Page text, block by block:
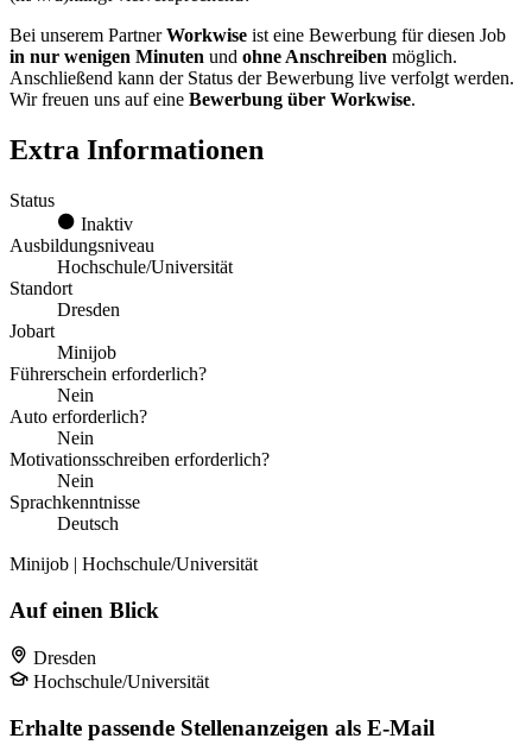
Bei unserem PartnerWorkwise ist eine Bewerbung für diesen Job
in nur wenigen Minuten und ohne Anschreiben möglich.
Anschließend kann der Status der Bewerbung live verfolgt werden.
Wir freuen uns auf eine Bewerbung über Workwise.
Extra Informationen
Status
Inaktiv
Ausbildungsniveau
Hochschule/Universität
Standort
Dresden
Jobart
Minijob
Führerschein erforderlich?
Nein
Auto erforderlich?
Nein
Motivationsschreiben erforderlich?
Nein
Sprachkenntnisse
Deutsch
Minijob | Hochschule/Universität
Auf einen Blick
Dresden
Hochschule/Universität
Erhalte passende Stellenanzeigen als E-Mail